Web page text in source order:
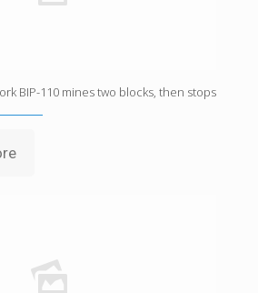
BIP-110 mines two blocks, then stops